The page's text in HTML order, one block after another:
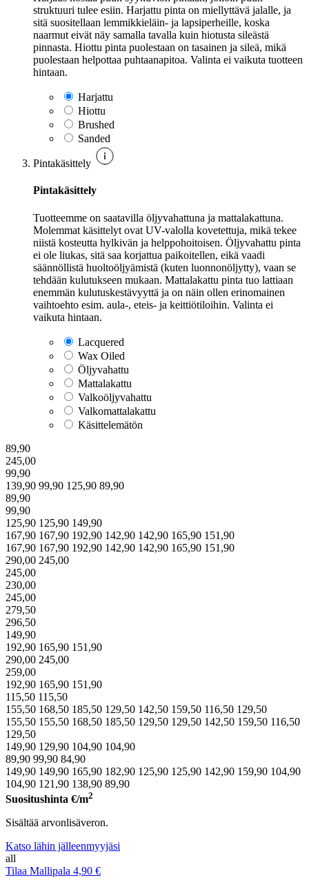
struktuuri tulee esiin. Harjattu pinta on miellyttävä jalalle, ja
sitä suositellaan lemmikkieläin- ja lapsiperheille, koska
naarmut eivät näy samalla tavalla kuin hiotusta sileästä
pinnasta. Hiottu pinta puolestaan on tasainen ja sileä, mikä
puolestaan helpottaa puhtaanapitoa. Valinta ei vaikuta tuotteen
hintaan.
Harjattu
Hiottu
Brushed
Sanded
Pintakäsittely
Pintakäsittely
Tuotteemme on saatavilla öljyvahattuna ja mattalakattuna.
Molemmat käsittelyt ovat UV-valolla kovetettuja, mikä tekee
niistä kosteutta hylkivän ja helppohoitoisen. Öljyvahattu pinta
ei ole liukas, sitä saa korjattua paikoitellen, eikä vaadi
säännöllistä huoltoöljyämistä (kuten luonnonöljytty), vaan se
tehdään kulutukseen mukaan. Mattalakattu pinta tuo lattiaan
enemmän kulutuskestävyyttä ja on näin ollen erinomainen
vaihtoehto esim. aula-, eteis- ja keittiötiloihin. Valinta ei
vaikuta hintaan.
Lacquered
Wax Oiled
Öljyvahattu
Mattalakattu
Valkoöljyvahattu
Valkomattalakattu
Käsittelemätön
89,90
245,00
99,90
139,90 99,90 125,90 89,90
89,90
99,90
125,90 125,90 149,90
167,90 167,90 192,90 142,90 142,90 165,90 151,90
167,90 167,90 192,90 142,90 142,90 165,90 151,90
290,00 245,00
245,00
230,00
245,00
279,50
296,50
149,90
192,90 165,90 151,90
290,00 245,00
259,00
192,90 165,90 151,90
115,50 115,50
155,50 168,50 185,50 129,50 142,50 159,50 116,50 129,50
155,50 155,50 168,50 185,50 129,50 129,50 142,50 159,50 116,50
129,50
149,90 129,90 104,90 104,90
89,90 99,90 84,90
149,90 149,90 165,90 182,90 125,90 125,90 142,90 159,90 104,90
104,90 121,90 138,90 89,90
Suositushinta €/m2
Sisältää arvonlisäveron.
Katso lähin jälleenmyyjäsi
all
Tilaa Mallipala 4,90 €